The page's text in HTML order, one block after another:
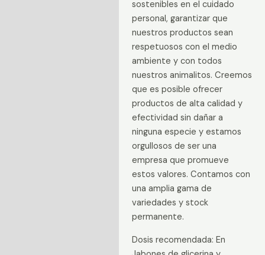
sostenibles en el cuidado
personal, garantizar que
nuestros productos sean
respetuosos con el medio
ambiente y con todos
nuestros animalitos. Creemos
que es posible ofrecer
productos de alta calidad y
efectividad sin dañar a
ninguna especie y estamos
orgullosos de ser una
empresa que promueve
estos valores. Contamos con
una amplia gama de
variedades y stock
permanente.
Dosis recomendada: En